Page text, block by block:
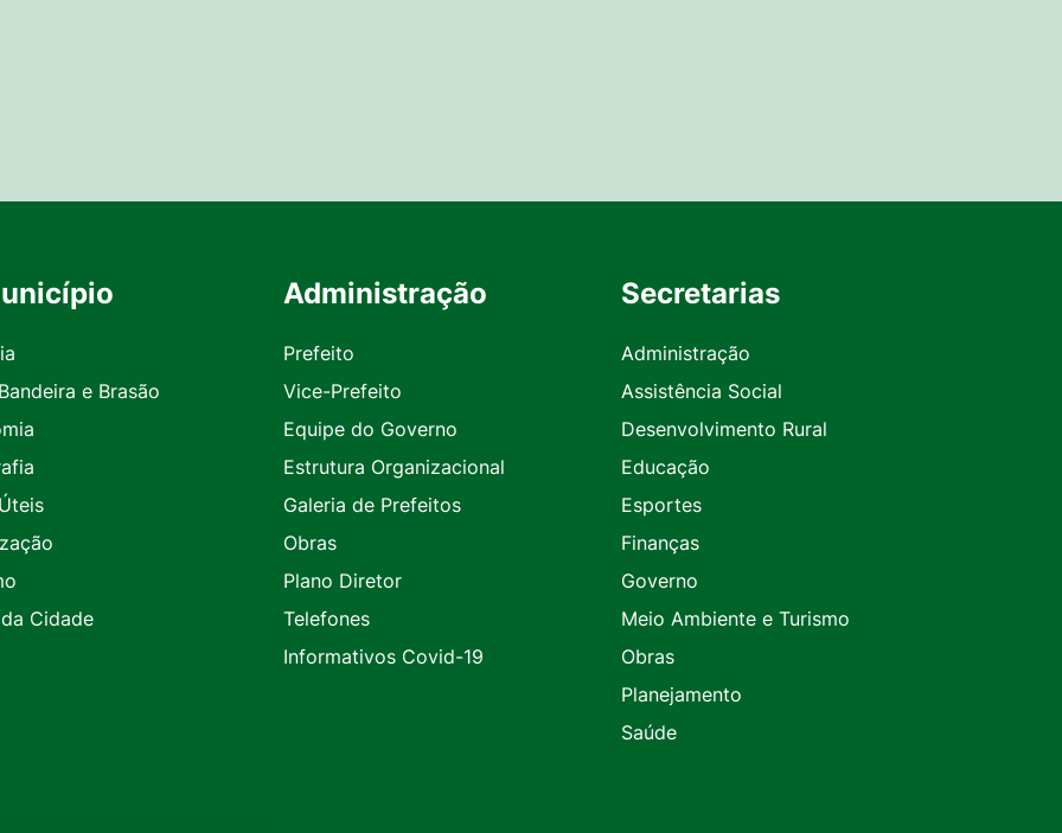
e Brasão
Cidade
Administração
Prefeito
Vice-Prefeito
Equipe do Governo
Estrutura Organizacional
Galeria de Prefeitos
Obras
Plano Diretor
Telefones
Informativos Covid-19
Secretarias
Administração
Assistência Social
Desenvolvimento Rural
Educação
Esportes
Finanças
Governo
Meio Ambiente e Turismo
Obras
Planejamento
Saúde